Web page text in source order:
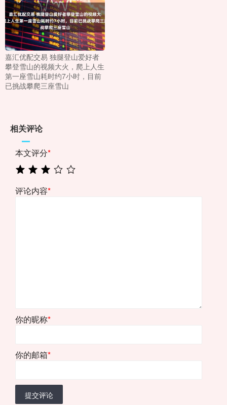
嘉汇优配交易 独腿登山爱好者
攀登雪山的视频大火，爬上人生
第一座雪山耗时约7小时，目前
已挑战攀爬三座雪山
相关评论
本文评分*
评论内容*
你的昵称*
你的邮箱*
提交评论